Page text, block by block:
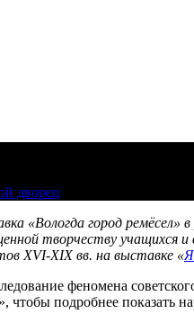
дворец
«Вологда город ремёсел»
творчеству учащихся
XVI-XIX вв. на выставке «
феномена
чтобы подробнее показать